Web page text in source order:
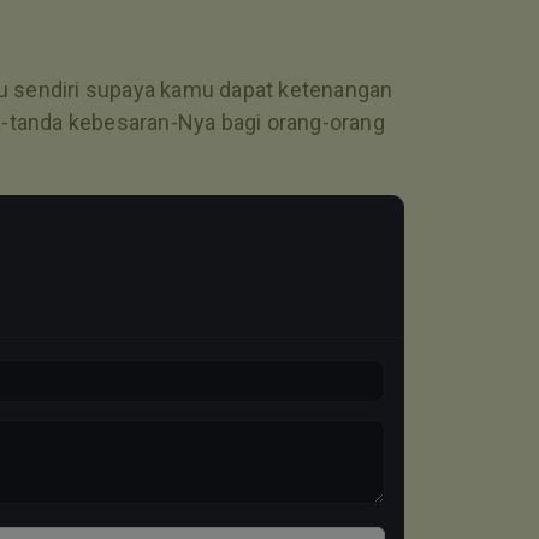
sendiri supaya kamu dapat ketenangan
kebesaran-Nya bagi orang-orang